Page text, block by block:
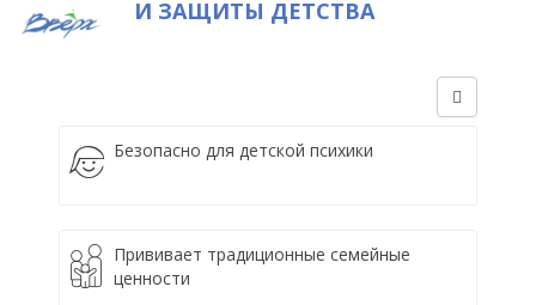
И ЗАЩИТЫ ДЕТСТВА
Безопасно для детской психики
Прививает традиционные семейные
ценности